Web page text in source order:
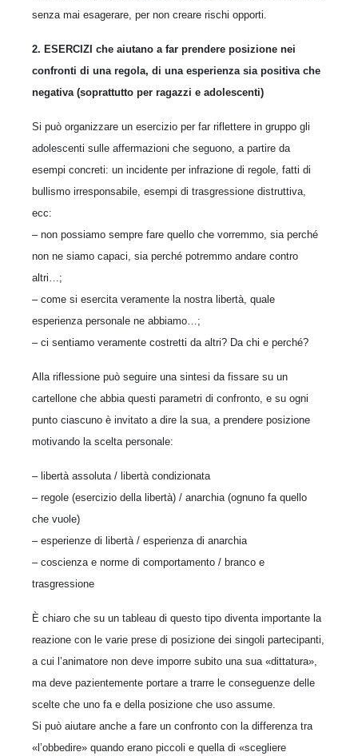
senza mai esagerare, per non creare rischi opporti.
2. ESERCIZI che aiutano a far prendere posizione nei
confronti di una regola, di una esperienza sia positiva che
negativa (soprattutto per ragazzi e adolescenti)
Si può organizzare un esercizio per far riflettere in gruppo gli
adolescenti sulle affermazioni che seguono, a partire da
esempi concreti: un incidente per infrazione di regole, fatti di
bullismo irresponsabile, esempi di trasgressione distruttiva,
ecc:
– non possiamo sempre fare quello che vorremmo, sia perché
non ne siamo capaci, sia perché potremmo andare contro
altri…;
– come si esercita veramente la nostra libertà, quale
esperienza personale ne abbiamo…;
– ci sentiamo veramente costretti da altri? Da chi e perché?
Alla riflessione può seguire una sintesi da fissare su un
cartellone che abbia questi parametri di confronto, e su ogni
punto ciascuno è invitato a dire la sua, a prendere posizione
motivando la scelta personale:
– libertà assoluta / libertà condizionata
– regole (esercizio della libertà) / anarchia (ognuno fa quello
che vuole)
– esperienze di libertà / esperienza di anarchia
– coscienza e norme di comportamento / branco e
trasgressione
È chiaro che su un tableau di questo tipo diventa importante la
reazione con le varie prese di posizione dei singoli partecipanti,
a cui l’animatore non deve imporre subito una sua «dittatura»,
ma deve pazientemente portare a trarre le conseguenze delle
scelte che uno fa e della posizione che uso assume.
Si può aiutare anche a fare un confronto con la differenza tra
«l’obbedire» quando erano piccoli e quella di «scegliere